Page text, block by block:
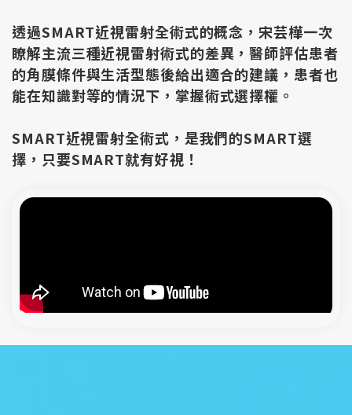
透過SMART近視雷射全術式的概念，宋芸樺一次
瞭解主流三種近視雷射術式的差異，醫師評估患者
的角膜條件與生活型態後給出適合的建議，患者也
能在知識對等的情況下，掌握術式選擇權。
SMART近視雷射全術式，是我們的SMART選
擇，只要SMART就有好視！